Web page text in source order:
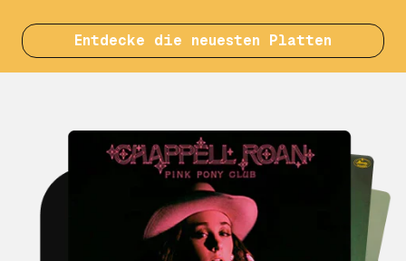
Entdecke die neuesten Platten